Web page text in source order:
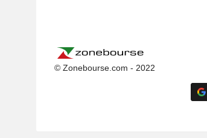
© Zonebourse.com - 2022